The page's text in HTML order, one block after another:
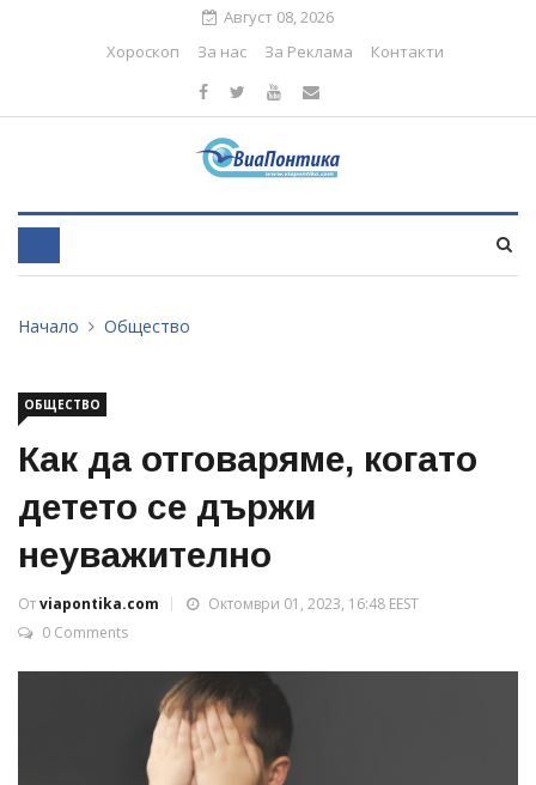
Август 08, 2026
Хороскоп
За нас За Реклама Контакти
Начало Общество
ОБЩЕСТВО
Как да отговаряме, когато
детето се държи
неуважително
Отviapontika.com
Октомври 01, 2023, 16:48 EEST
0 Comments